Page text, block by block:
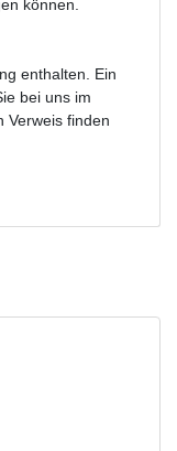
können.
enthalten. Ein
bei uns im
Verweis finden